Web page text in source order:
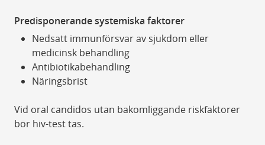
Predisponerande systemiska faktorer
Nedsatt immunförsvar av sjukdom eller
medicinsk behandling
Antibiotikabehandling
Näringsbrist
Vid oral candidos utan bakomliggande riskfaktorer
bör hiv-test tas.